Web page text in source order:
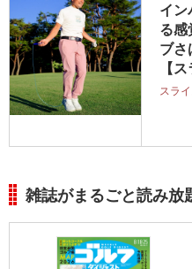
イン
る感
ブさ
【
スラ
雑誌がまるごと読み放